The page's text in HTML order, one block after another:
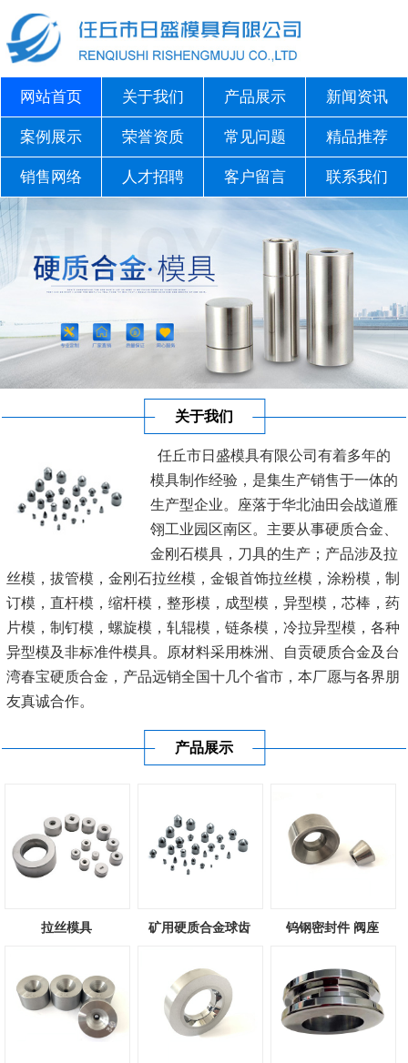
网站首页 关于我们 产品展示 新闻资讯
案例展示 荣誉资质 常见问题 精品推荐
销售网络 人才招聘 客户留言 联系我们
关于我们
任丘市日盛模具有限公司有着多年的
模具制作经验，是集生产销售于一体的
生产型企业。座落于华北油田会战道雁
翎工业园区南区。主要从事硬质合金、
金刚石模具，刀具的生产；产品涉及拉
丝模，拔管模，金刚石拉丝模，金银首饰拉丝模，涂粉模，制
订模，直杆模，缩杆模，整形模，成型模，异型模，芯棒，药
片模，制钉模，螺旋模，轧辊模，链条模，冷拉异型模，各种
异型模及非标准件模具。原材料采用株洲、自贡硬质合金及台
湾春宝硬质合金，产品远销全国十几个省市，本厂愿与各界朋
友真诚合作。
公司秉承“顾客至上，锐意进取”的经营理念，坚持“客户至
产品展示
拉丝模具 矿用硬质合金球齿 钨钢密封件 阀座